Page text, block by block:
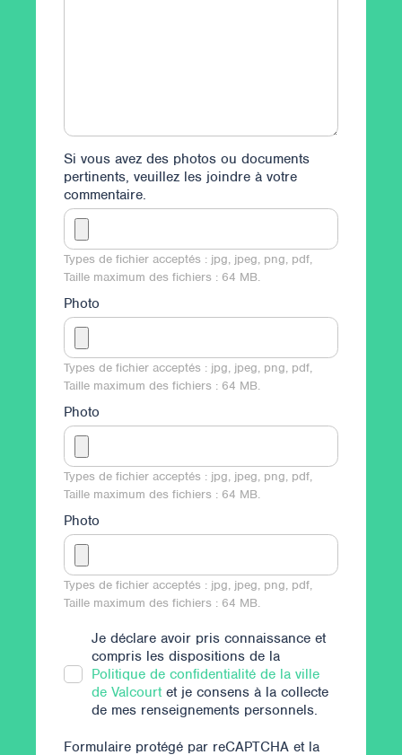
Si vous avez des photos ou documents
pertinents, veuillez les joindre à votre
commentaire.
Types de fichier acceptés : jpg, jpeg, png, pdf,
Taille maximum des fichiers : 64 MB.
Photo
Types de fichier acceptés : jpg, jpeg, png, pdf,
Taille maximum des fichiers : 64 MB.
Photo
Types de fichier acceptés : jpg, jpeg, png, pdf,
Taille maximum des fichiers : 64 MB.
Photo
Types de fichier acceptés : jpg, jpeg, png, pdf,
Taille maximum des fichiers : 64 MB.
Je déclare avoir pris connaissance et
compris les dispositions de la
Politique de confidentialité de la ville
de Valcourtet je consens à la collecte
de mes renseignements personnels.
Formulaire protégé par reCAPTCHA et la